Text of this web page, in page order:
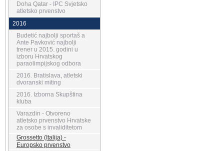
Doha Qatar - IPC Svjetsko
atletsko prvenstvo
2016
Budetić najbolji sportaš a
Ante Pavković najbolji
trener u 2015. godini u
izboru Hrvatskog
paraolimpijskog odbora
2016. Bratislava, atletski
dvoranski miting
2016. Izborna Skupština
kluba
Varazdin - Otvoreno
atletsko prvenstvo Hrvatske
za osobe s invaliditetom
Grossetto (Italija) -
Europsko prvenstvo